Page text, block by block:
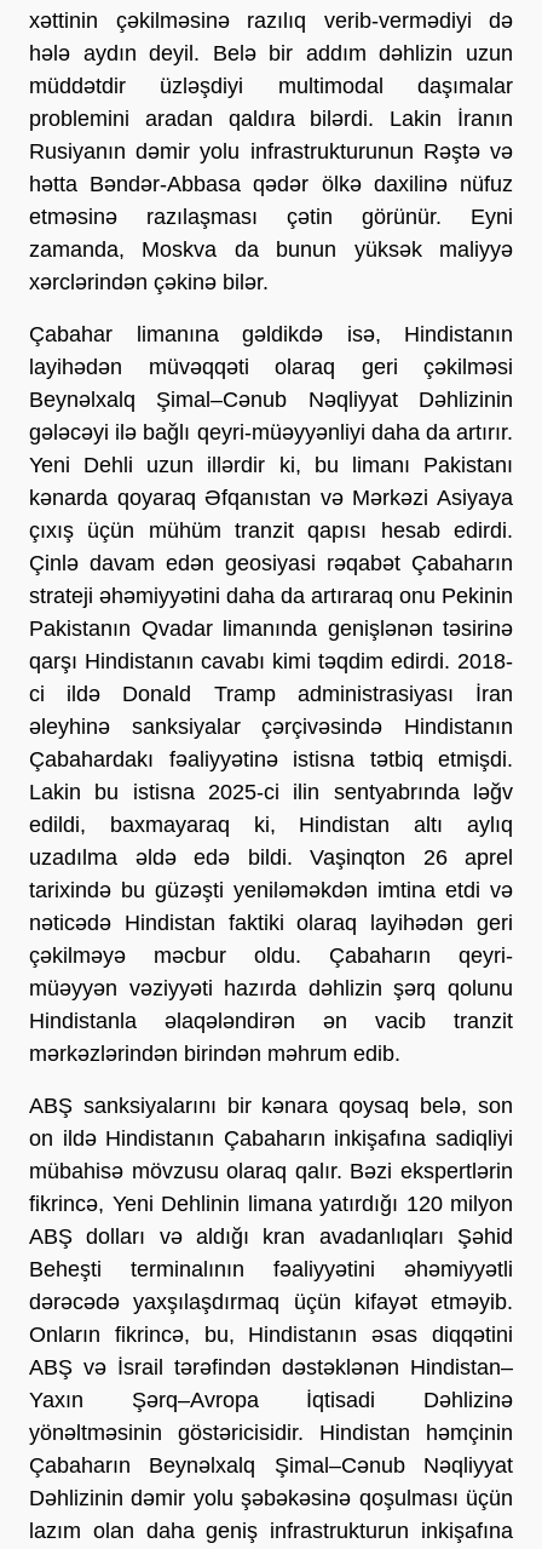
xəttinin çəkilməsinə razılıq verib-vermədiyi də
hələ aydın deyil. Belə bir addım dəhlizin uzun
müddətdir üzləşdiyi multimodal daşımalar
problemini aradan qaldıra bilərdi. Lakin İranın
Rusiyanın dəmir yolu infrastrukturunun Rəştə və
hətta Bəndər-Abbasa qədər ölkə daxilinə nüfuz
etməsinə razılaşması çətin görünür. Eyni
zamanda, Moskva da bunun yüksək maliyyə
xərclərindən çəkinə bilər.
Çabahar limanına gəldikdə isə, Hindistanın
layihədən müvəqqəti olaraq geri çəkilməsi
Beynəlxalq Şimal–Cənub Nəqliyyat Dəhlizinin
gələcəyi ilə bağlı qeyri-müəyyənliyi daha da artırır.
Yeni Dehli uzun illərdir ki, bu limanı Pakistanı
kənarda qoyaraq Əfqanıstan və Mərkəzi Asiyaya
çıxış üçün mühüm tranzit qapısı hesab edirdi.
Çinlə davam edən geosiyasi rəqabət Çabaharın
strateji əhəmiyyətini daha da artıraraq onu Pekinin
Pakistanın Qvadar limanında genişlənən təsirinə
qarşı Hindistanın cavabı kimi təqdim edirdi. 2018-
ci ildə Donald Tramp administrasiyası İran
əleyhinə sanksiyalar çərçivəsində Hindistanın
Çabahardakı fəaliyyətinə istisna tətbiq etmişdi.
Lakin bu istisna 2025-ci ilin sentyabrında ləğv
edildi, baxmayaraq ki, Hindistan altı aylıq
uzadılma əldə edə bildi. Vaşinqton 26 aprel
tarixində bu güzəşti yeniləməkdən imtina etdi və
nəticədə Hindistan faktiki olaraq layihədən geri
çəkilməyə məcbur oldu. Çabaharın qeyri-
müəyyən vəziyyəti hazırda dəhlizin şərq qolunu
Hindistanla əlaqələndirən ən vacib tranzit
mərkəzlərindən birindən məhrum edib.
ABŞ sanksiyalarını bir kənara qoysaq belə, son
on ildə Hindistanın Çabaharın inkişafına sadiqliyi
mübahisə mövzusu olaraq qalır. Bəzi ekspertlərin
fikrincə, Yeni Dehlinin limana yatırdığı 120 milyon
ABŞ dolları və aldığı kran avadanlıqları Şəhid
Beheşti terminalının fəaliyyətini əhəmiyyətli
dərəcədə yaxşılaşdırmaq üçün kifayət etməyib.
Onların fikrincə, bu, Hindistanın əsas diqqətini
ABŞ və İsrail tərəfindən dəstəklənən Hindistan–
Yaxın Şərq–Avropa İqtisadi Dəhlizinə
yönəltməsinin göstəricisidir. Hindistan həmçinin
Çabaharın Beynəlxalq Şimal–Cənub Nəqliyyat
Dəhlizinin dəmir yolu şəbəkəsinə qoşulması üçün
lazım olan daha geniş infrastrukturun inkişafına